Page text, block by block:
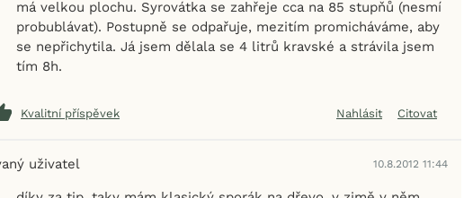
má velkou plochu. Syrovátka se zahřeje cca na 85 stupňů (nesmí
probublávat). Postupně se odpařuje, mezitím promicháváme, aby
se nepřichytila. Já jsem dělala se 4 litrů kravské a strávila jsem
tím 8h.
Kvalitní příspěvek Nahlásit Citovat
uživatel 10.8.2012 11:44